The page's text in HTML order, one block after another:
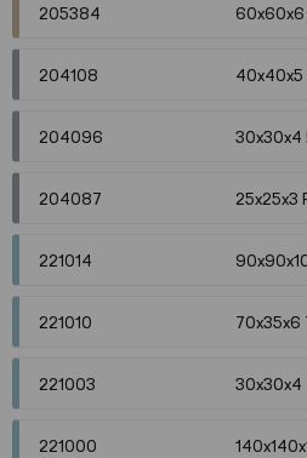
205384 60x60x6
204108 40x40x5
204096 30x30x4
204087 25x25x3
221014
221010 70x35x6
221003 30x30x4
221000